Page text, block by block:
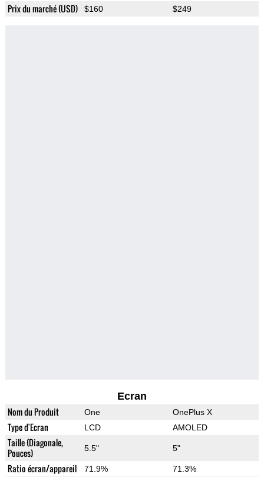
Prix du marché (USD) $160 $249
Ecran
Nom du Produit One OnePlus X
Type d'Ecran LCD AMOLED
Taille (Diagonale,
Pouces)
5.5" 5"
Ratio écran/appareil 71.9% 71.3%